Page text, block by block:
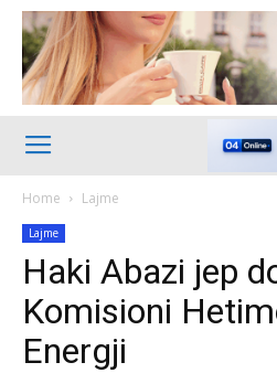
Home Lajme
Lajme
Haki Abazi jep
Komisioni
Energji